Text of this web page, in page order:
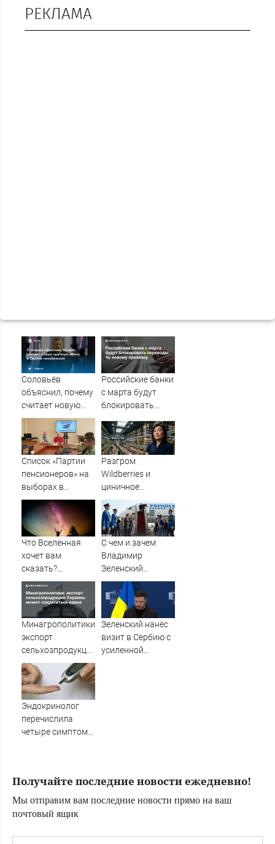
РЕКЛАМА
Соловьёв
объяснил, почему
считает новую
крупную войну в
Европе
неизбежной
Российские банки
с марта будут
блокировать
новому признаку
Список «Партии
пенсионеров» на
выборах в
Заксобрание
возглавил 48-
летний Алексей
Осмоловский
Разгром
Wildberries и
циничное
обращение к
русским
Что Вселенная
хочет вам
сказать?
Выберите карту
Таро - и
прочитайте
послание -
С чем и зачем
Владимир
Зеленский
прилетел в
Белград - Лента
новостей Крыма
Минагрополитики:
экспорт
сельхозпродукции
Украины может
сократиться
вдвое
Зеленский нанёс
визит в Сербию с
усиленной
Эндокринолог
перечислила
четыре симптома
Получайте последние новости ежедневно!
Мы отправим вам последние новости прямо на ваш
почтовый ящик